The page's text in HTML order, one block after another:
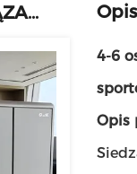
PRODUKTY POWIĄZANE
4-6
Opis